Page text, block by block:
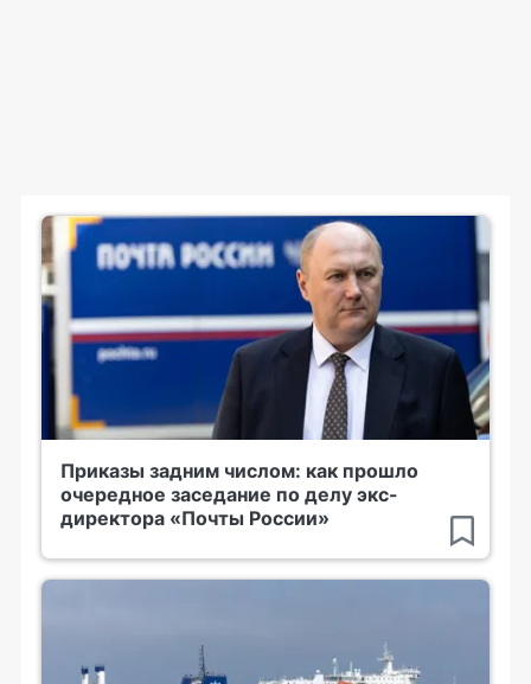
Приказы задним числом: как прошло
очередное заседание по делу экс-
директора «Почты России»